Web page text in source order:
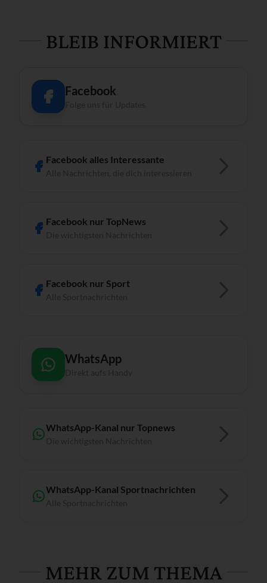
BLEIB INFORMIERT
Facebook
Facebook alles Interessante
Facebook nur TopNews
Facebook nur Sport
WhatsApp
WhatsApp-Kanal nur Topnews
WhatsApp-Kanal Sportnachrichten
MEHR ZUM THEMA